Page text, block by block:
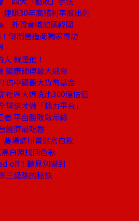
賺30年高殖利率股出列
外資竟喊加碼韓國
倒閉營造商獨家專訪
就是他！
變康師傅最大威脅
造中國最大貨幣基金
社區大媽洗出300億估值
球借才做「腦力平台」
者 平台勝敗啟示錄
經濟最吃香
場造川普迷宮自救
白照找回色彩
off！聽見別嚇到
三級跳的秘訣